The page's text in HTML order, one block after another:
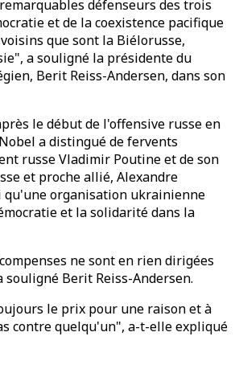
défenseurs des trois
et de la coexistence pacifique
que sont la Biélorusse,
a souligné la présidente du
Berit Reiss-Andersen, dans son
le début de l'offensive russe en
a distingué de fervents
russe Vladimir Poutine et de son
et proche allié, Alexandre
qu'une organisation ukrainienne
et la solidarité dans la
ne sont en rien dirigées
souligné Berit Reiss-Andersen.
le prix pour une raison et à
contre quelqu'un", a-t-elle expliqué